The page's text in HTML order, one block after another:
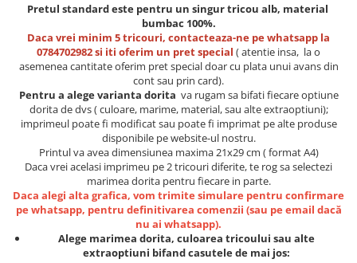
Cadouri copii 1 an
Cadouri craciun copii
Colectia Disney
Sticlă pentru apa Personalizată
Sepci personalizate
Seturi cadou pentru copii KID's Collection
Lenjerii de pat pentru copii
Cadouri Cuplu
Pijamale de CRACIUN
Pijamale de barbati
Pretul standard este pentru un singur tricou alb, material
bumbac 100%.
Daca vrei minim 5 tricouri, contacteaza-ne pe whatsapp la
0784702982 si iti oferim un pret special ( atentie insa, la o
asemenea cantitate oferim pret special doar cu plata unui avans din
cont sau prin card).
Pentru a alege varianta dorita va rugam sa bifati fiecare optiune
dorita de dvs ( culoare, marime, material, sau alte extraoptiuni);
imprimeul poate fi modificat sau poate fi imprimat pe alte produse
disponibile pe website-ul nostru.
Printul va avea dimensiunea maxima 21x29 cm ( format A4)
Daca vrei acelasi imprimeu pe 2 tricouri diferite, te rog sa selectezi
marimea dorita pentru fiecare in parte.
Daca alegi alta grafica, vom trimite simulare pentru confirmare
pe whatsapp, pentru definitivarea comenzii (sau pe email dacă
nu ai whatsapp).
Alege marimea dorita, culoarea tricoului sau alte
extraoptiuni bifand casutele de mai jos: